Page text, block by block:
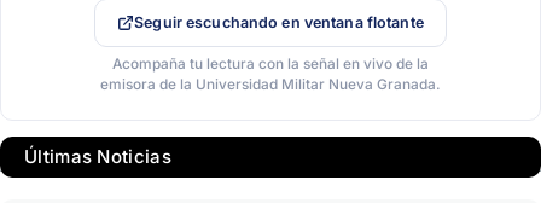
Seguir escuchando en ventana flotante
Acompaña tu lectura con la señal en vivo de la
emisora de la Universidad Militar Nueva Granada.
Últimas Noticias